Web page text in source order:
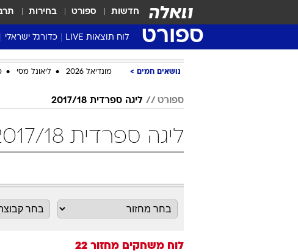
חדשות ספורט בחירות
ספורט לוח תוצאות LIVE כדורגל ישראלי
ליגת העל Winner
גביע המדינה
שגרירים
נבחרות ישראל
ליגה א'
נושאים חמים מונדיאל 2026 ליאונל מסי
ספורט ליגה ספרדית 2017/18
ליגה ספרדית 2017/18 מחזור 22 כדורגל
לוח משחקים מחזור 22